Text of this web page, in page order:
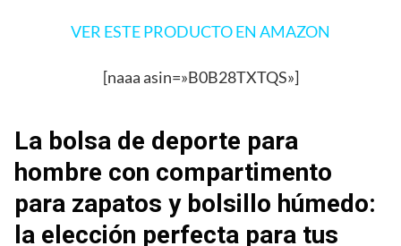
VER ESTE PRODUCTO EN AMAZON
[naaa asin=»B0B28TXTQS»]
La bolsa de deporte para
hombre con compartimento
para zapatos y bolsillo húmedo:
la elección perfecta para tus